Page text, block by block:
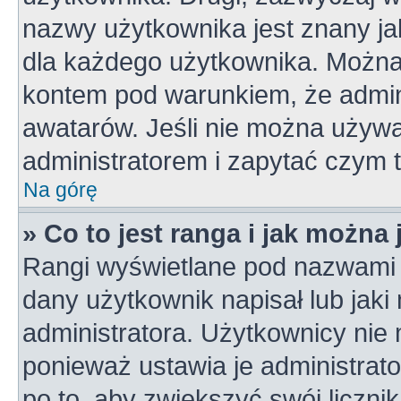
nazwy użytkownika jest znany
dla każdego użytkownika.
kontem pod warunkiem, że
awatarów. Jeśli nie można
administratorem i zapytać czym
Na górę
» Co to jest ranga i jak można
Rangi wyświetlane pod
dany użytkownik napisał lub
administratora. Użytkownicy
ponieważ ustawia je